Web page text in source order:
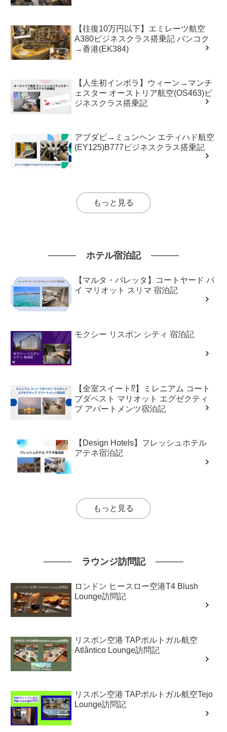
【往復10万円以下】エミレーツ航空
A380ビジネスクラス搭乗記 バンコク
→香港(EK384)
【人生初インボラ】ウィーン→マンチ
ェスター オーストリア航空(OS463)ビ
ジネスクラス搭乗記
アブダビ→ミュンヘン エティハド航空
(EY125)B777ビジネスクラス搭乗記
もっと見る
ホテル宿泊記
【マルタ・バレッタ】コートヤード バ
イ マリオット スリマ 宿泊記
モクシー リスボン シティ 宿泊記
【全室スイート⁉】ミレニアム コート
ブダペスト マリオット エグゼクティ
ブ アパートメンツ宿泊記
【Design Hotels】フレッシュホテル
アテネ宿泊記
もっと見る
ラウンジ訪問記
ロンドン ヒースロー空港T4 Blush
Lounge訪問記
リスボン空港 TAPポルトガル航空
Atlântico Lounge訪問記
リスボン空港 TAPポルトガル航空Tejo
Lounge訪問記